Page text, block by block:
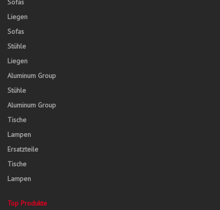
Sofas
Liegen
Sofas
Stühle
Liegen
Aluminum Group
Stühle
Aluminum Group
Tische
Lampen
Ersatzteile
Tische
Lampen
Top Produkte